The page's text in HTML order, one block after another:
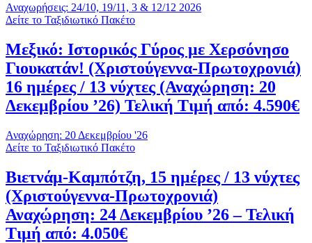
Αναχωρήσεις: 24/10, 19/11, 3 & 12/12 2026
Δείτε το Ταξιδιωτικό Πακέτο
Μεξικό: Ιστορικός Γύρος με Χερσόνησο
Γιουκατάν! (Χριστούγεννα-Πρωτοχρονιά)
16 ημέρες / 13 νύχτες (Αναχώρηση: 20
Δεκεμβρίου ’26) Τελική Τιμή από: 4.590€
Αναχώρηση: 20 Δεκεμβρίου '26
Δείτε το Ταξιδιωτικό Πακέτο
Βιετνάμ-Καμπότζη, 15 ημέρες / 13 νύχτες
(Χριστούγεννα-Πρωτοχρονιά)
Αναχώρηση: 24 Δεκεμβρίου ’26 – Τελική
Τιμή από: 4.050€